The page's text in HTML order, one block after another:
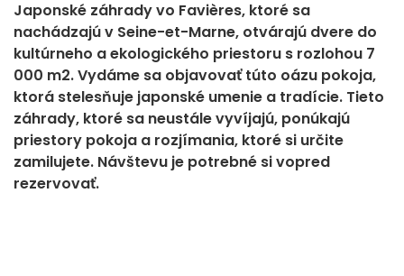
Japonské záhrady vo Favières, ktoré sa
nachádzajú v Seine-et-Marne, otvárajú dvere do
kultúrneho a ekologického priestoru s rozlohou 7
000 m2. Vydáme sa objavovať túto oázu pokoja,
ktorá stelesňuje japonské umenie a tradície. Tieto
záhrady, ktoré sa neustále vyvíjajú, ponúkajú
priestory pokoja a rozjímania, ktoré si určite
zamilujete. Návštevu je potrebné si vopred
rezervovať.